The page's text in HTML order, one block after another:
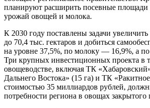
планируют расширить посевные площади
урожай овощей и молока.
К 2030 году поставлены задачи
до 70,4 тыс. гектаров и добиться
на уровне 37,5%, по молоку — 16,9%, а
Три крупных инвестиционных проекта в
овощеводстве, включая ТК
Дальнего Востока» (15 га) и ТК
стоимостью 35 миллиардов рублей,
потребности региона в овощах закрытого